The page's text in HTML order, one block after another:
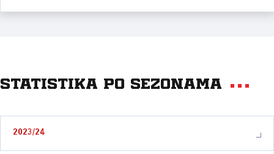
Statistika po sezonama
2023/24